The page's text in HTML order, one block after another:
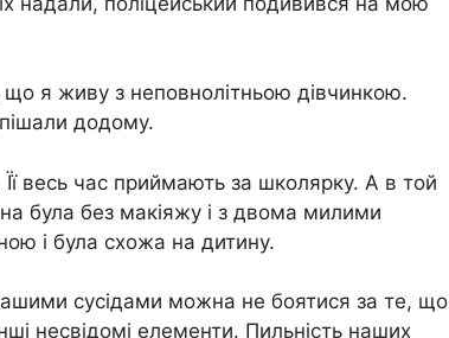
що я живу з неповнoлiтньою дiвчинкoю.
додому.
весь час приймають за школярку. А в той
була без макіяжу і з двома милими
і була схожа на дитину.
сусідами можна не боятися за те, що
несвідомі елементи. Пильність наших